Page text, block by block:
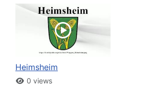
Heimsheim
0 views